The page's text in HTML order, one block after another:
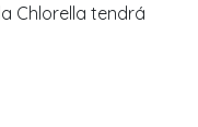
Chlorella tendrá